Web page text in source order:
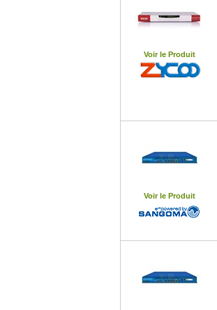
Voir le Produit
Voir le Produit